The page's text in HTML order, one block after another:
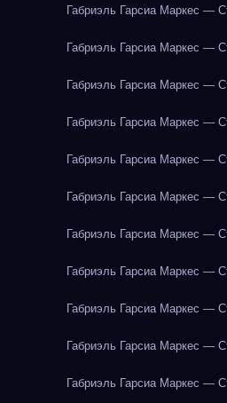
Габриэль Гарсиа Маркес —
Габриэль Гарсиа Маркес —
Габриэль Гарсиа Маркес —
Габриэль Гарсиа Маркес —
Габриэль Гарсиа Маркес —
Габриэль Гарсиа Маркес —
Габриэль Гарсиа Маркес —
Габриэль Гарсиа Маркес —
Габриэль Гарсиа Маркес —
Габриэль Гарсиа Маркес —
Габриэль Гарсиа Маркес —